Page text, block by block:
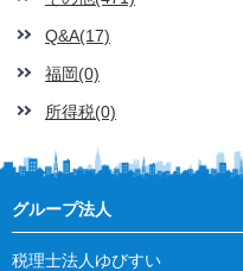
Q&A(17)
福岡(0)
所得税(0)
グループ法人
税理士法人ゆびすい